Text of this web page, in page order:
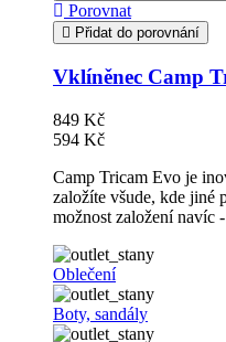
Porovnat
Přidat do porovnání
Vklíněnec Camp
849 Kč
594 Kč
Camp Tricam Evo je
založíte všude, kde jiné
možnost založení navíc
Oblečení
Boty, sandály